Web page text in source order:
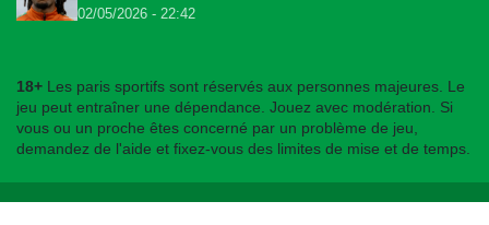
02/05/2026 - 22:42
18+ Les paris sportifs sont réservés aux personnes majeures. Le
jeu peut entraîner une dépendance. Jouez avec modération. Si
vous ou un proche êtes concerné par un problème de jeu,
demandez de l'aide et fixez-vous des limites de mise et de temps.